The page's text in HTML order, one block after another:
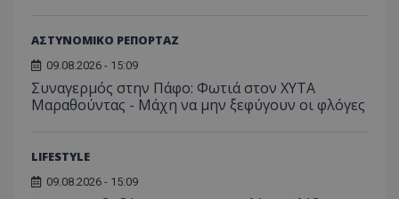
ΑΣΤΥΝΟΜΙΚΟ ΡΕΠΟΡΤΑΖ
09.08.2026 - 15:09
Συναγερμός στην Πάφο: Φωτιά στον ΧΥΤΑ
Μαραθούντας - Μάχη να μην ξεφύγουν οι φλόγες
LIFESTYLE
09.08.2026 - 15:09